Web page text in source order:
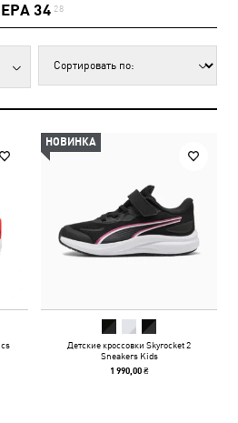
34 28
НОВИНКА
Детские кроссовки Skyrocket 2
Sneakers Kids
1 990,00 ₴